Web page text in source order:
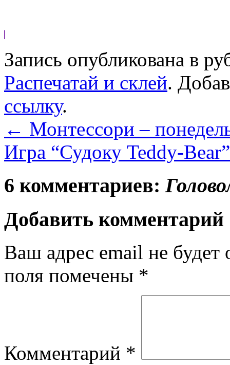
Запись опубликована в
Распечатай и склей.
ссылку.
← Монтессори –
Игра “Судоку Teddy-
6 комментариев:
Добавить комментарий
Ваш адрес email не будет
поля помечены *
Комментарий *